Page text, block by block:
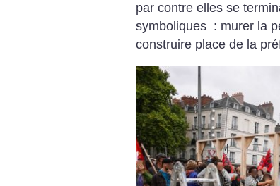
par contre elles se
symboliques : murer la
construire place de la